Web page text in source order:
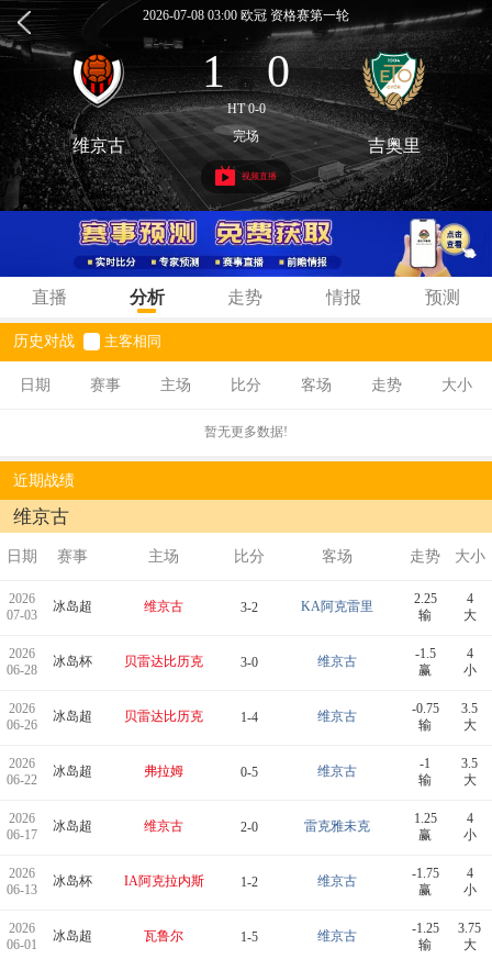
2026-07-08 03:00 欧冠 资格赛第一轮
1 : 0
HT 0-0
维京古 完场 吉奥里
视频直播
直播 分析 走势 情报 预测
历史对战 主客相同
日期 赛事 主场 比分 客场 走势 大小
暂无更多数据!
近期战绩
维京古
日期 赛事 主场 比分 客场 走势 大小
2026
07-03
冰岛超 维京古 3-2 KA阿克雷里
2.25
输
4
大
2026
06-28
冰岛杯 贝雷达比历克 3-0 维京古
-1.5
赢
4
小
2026
06-26
冰岛超 贝雷达比历克 1-4 维京古
-0.75
输
3.5
大
2026
06-22
冰岛超 弗拉姆 0-5 维京古
-1
输
3.5
大
2026
06-17
冰岛超 维京古 2-0 雷克雅未克
1.25
赢
4
小
2026
06-13
冰岛杯 IA阿克拉内斯 1-2 维京古
-1.75
赢
4
小
2026
06-01
冰岛超 瓦鲁尔 1-5 维京古
-1.25
输
3.75
大